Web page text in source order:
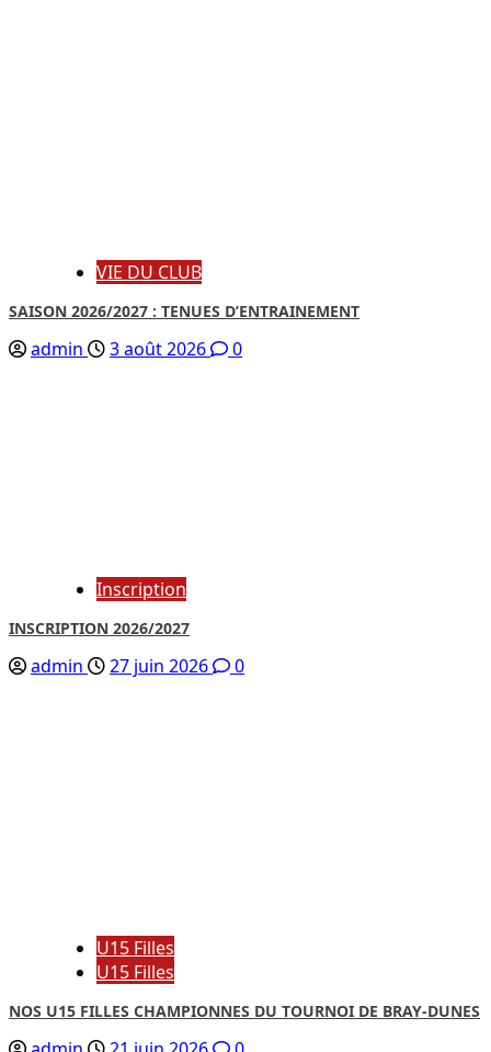
VIE DU CLUB
SAISON 2026/2027 : TENUES D’ENTRAINEMENT
admin 3 août 2026 0
Inscription
INSCRIPTION 2026/2027
admin 27 juin 2026 0
U15 Filles
U15 Filles
NOS U15 FILLES CHAMPIONNES DU TOURNOI DE BRAY-DUNES